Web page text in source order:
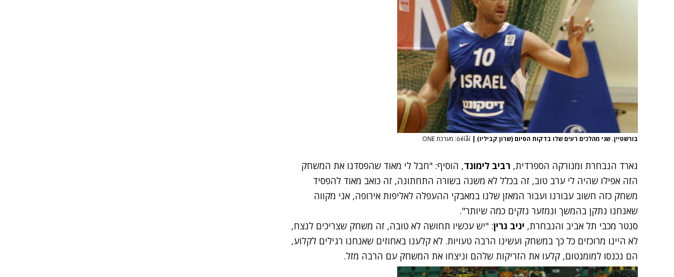
בורשטיין. שני מהלכים רעים שלו בדקות הסיום (שרון קביליו) | öéìåí: מערכת ONE
גארד הנבחרת ומנורקה הספרדית, רביב לימונד, הוסיף: "חבל לי מאוד שהפסדנו את המשחק
הזה אפילו שהיה לי ערב טוב, זה בכלל לא משנה בשורה התחתונה, זה כואב מאוד להפסיד
משחק כזה חשוב עבורנו ועבור המאזן שלנו במאבקי ההעפלה לאליפות אירופה, אני מקווה
שאנחנו נתקן בהמשך ונמזער נזקים כמה שיותר".
סנטר מכבי תל אביב והנבחרת, יניב גרין: "יש עכשיו תחושה לא טובה, זה משחק שצריכים לנצח,
לא היינו מרוכזים כל כך במשחק ועשינו הרבה טעויות. לא קלענו באחוזים שאנחנו רגילים לקלוע,
הם נכנסו למומנטום, קלעו את הזריקות שלהם וניצחו את המשחק עם הרבה מזל.